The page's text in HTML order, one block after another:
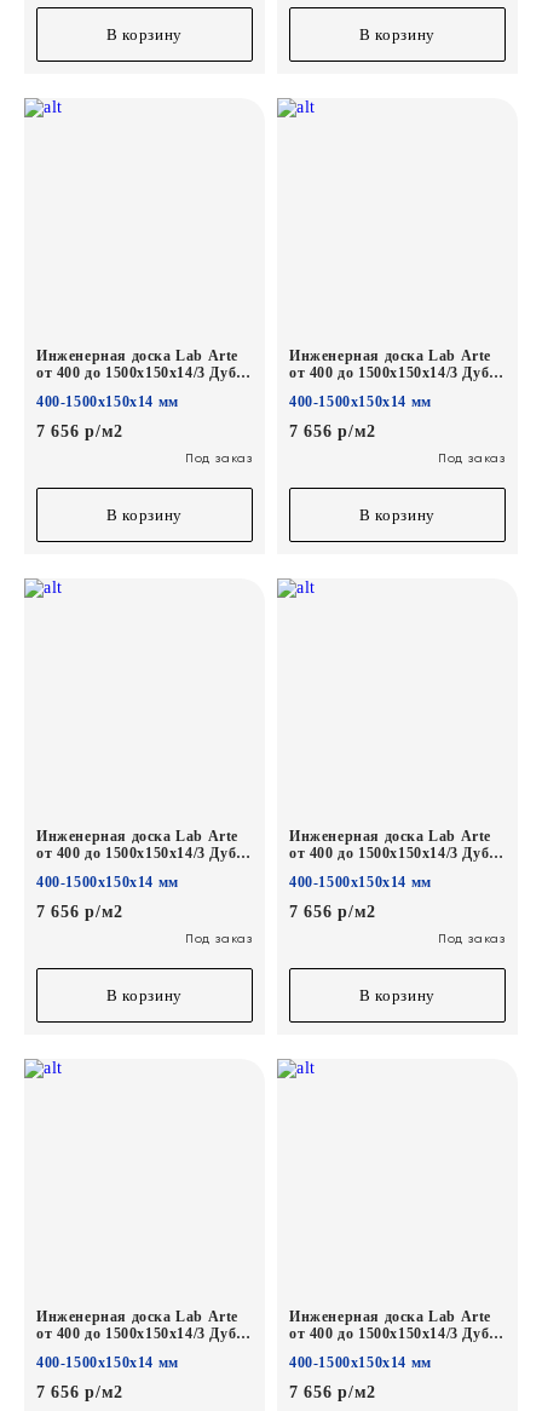
В корзину В корзину
Инженерная доска Lab Arte
от 400 до 1500х150х14/3 Дуб
400-1500х150х14 мм
7 656 р/м2
Под заказ
В корзину
Инженерная доска Lab Arte
от 400 до 1500х150х14/3 Дуб
400-1500х150х14 мм
7 656 р/м2
Под заказ
В корзину
Инженерная доска Lab Arte
от 400 до 1500х150х14/3 Дуб
400-1500х150х14 мм
7 656 р/м2
Под заказ
В корзину
Инженерная доска Lab Arte
от 400 до 1500х150х14/3 Дуб
400-1500х150х14 мм
7 656 р/м2
Под заказ
В корзину
Инженерная доска Lab Arte
от 400 до 1500х150х14/3 Дуб
400-1500х150х14 мм
7 656 р/м2
Инженерная доска Lab Arte
от 400 до 1500х150х14/3 Дуб
400-1500х150х14 мм
7 656 р/м2